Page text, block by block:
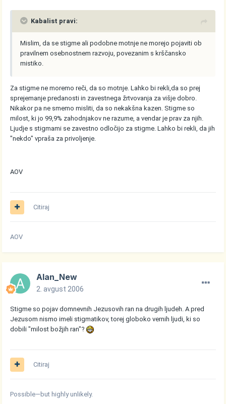
Kabalist pravi:
Mislim, da se stigme ali podobne motnje ne morejo pojaviti ob
pravilnem osebnostnem razvoju, povezanim s krščansko
mistiko.
Za stigme ne moremo reči, da so motnje. Lahko bi rekli,da so prej
sprejemanje predanosti in zavestnega žrtvovanja za višje dobro.
Nikakor pa ne smemo misliti, da so nekakšna kazen. Stigme so
milost, ki jo 99,9% zahodnjakov ne razume, a vendar je prav za njih.
Ljudje s stigmami se zavestno odločijo za stigme. Lahko bi rekli, da jih
"nekdo" vpraša za privoljenje.
AOV
Citiraj
AOV
Alan_New
2. avgust 2006
Stigme so pojav domnevnih Jezusovih ran na drugih ljudeh. A pred
Jezusom nismo imeli stigmatikov, torej globoko vernih ljudi, ki so
dobili "milost božjih ran"?
Citiraj
Possible—but highly unlikely.